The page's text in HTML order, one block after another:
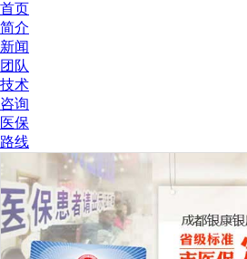
首页
简介
新闻
团队
技术
咨询
医保
路线